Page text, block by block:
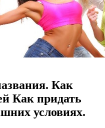
Как
Как придать
условиях.